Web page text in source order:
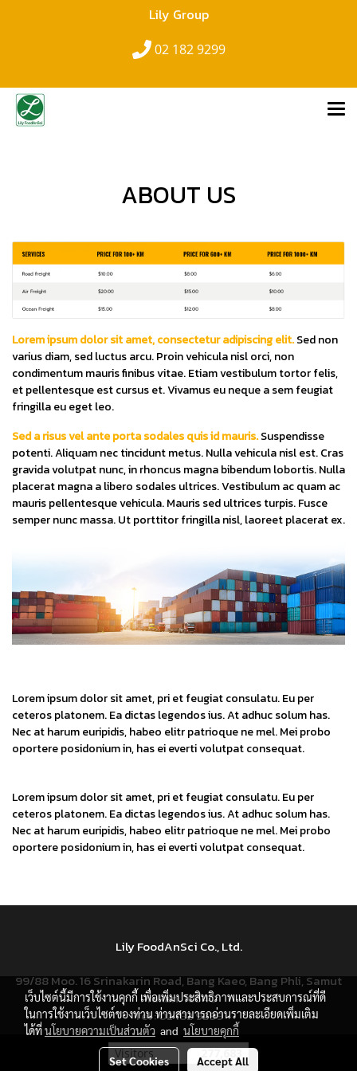
Lily Group
02 182 9299
ABOUT US
Lorem ipsum dolor sit amet, consectetur adipiscing elit.Sed non
varius diam, sed luctus arcu. Proin vehicula nisl orci, non
condimentum mauris finibus vitae. Etiam vestibulum tortor felis,
et pellentesque est cursus et. Vivamus eu neque a sem feugiat
fringilla eu eget leo.
Sed a risus vel ante porta sodales quis id mauris.Suspendisse
potenti. Aliquam nec tincidunt metus. Nulla vehicula nisl est. Cras
gravida volutpat nunc, in rhoncus magna bibendum lobortis. Nulla
placerat magna a libero sodales ultrices. Vestibulum ac quam ac
mauris pellentesque vehicula. Mauris sed ultrices turpis. Fusce
semper nunc massa. Ut porttitor fringilla nisl, laoreet placerat ex.
Lorem ipsum dolor sit amet, pri et feugiat consulatu. Eu per
ceteros platonem. Ea dictas legendos ius. At adhuc solum has.
Nec at harum euripidis, habeo elitr patrioque ne mel. Mei probo
oportere posidonium in, has ei everti volutpat consequat.
Lorem ipsum dolor sit amet, pri et feugiat consulatu. Eu per
ceteros platonem. Ea dictas legendos ius. At adhuc solum has.
Nec at harum euripidis, habeo elitr patrioque ne mel. Mei probo
oportere posidonium in, has ei everti volutpat consequat.
Lily FoodAnSci Co., Ltd.
99/88 Moo. 16 Srinakarin Road, Bang Kaeo, Bang Phli, Samut
Prakan. 10540
Tel : 02 182 9299
Visitors
เว็บไซต์นี้มีการใช้งานคุกกี้ เพื่อเพิ่มประสิทธิภาพและประสบการณ์ที่ดี
ในการใช้งานเว็บไซต์ของท่าน ท่านสามารถอ่านรายละเอียดเพิ่มเติม
ได้ที่นโยบายความเป็นส่วนตัว and นโยบายคุกกี้
Set Cookies Accept All